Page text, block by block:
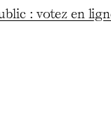
: votez en